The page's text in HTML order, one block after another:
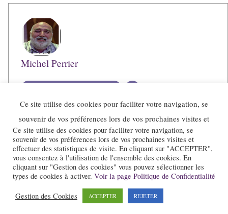
Michel Perrier
Ce site utilise des cookies pour faciliter votre navigation, se
souvenir de vos préférences lors de vos prochaines visites et
Ce site utilise des cookies pour faciliter votre navigation, se
souvenir de vos préférences lors de vos prochaines visites et
effectuer des statistiques de visite. En cliquant sur "ACCEPTER",
vous consentez à l'utilisation de l'ensemble des cookies. En
cliquant sur "Gestion des cookies" vous pouvez sélectionner les
types de cookies à activer. Voir la page Politique de Confidentialité
Gestion des Cookies ACCEPTER REJETER